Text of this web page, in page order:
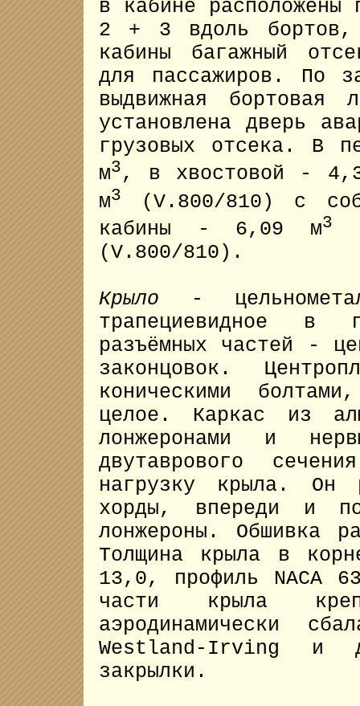
в кабине
2 + 3 вдоль бортов,
кабины багажный
для пассажиров. По
выдвижная бортовая
установлена дверь
грузовых отсека. В
м3, в хвостовой -
м3
(V.800/810) с
кабины - 6,09 м3
(V.800/810).
Крыло -
трапециевидное
разъёмных частей -
законцовок.
коническими
целое. Каркас из
лонжеронами и
двутаврового
нагрузку крыла. Он
хорды, впереди и
лонжероны. Обшивка
Толщина крыла в
13,0, профиль NACA
части крыла
аэродинамически
Westland-Irving и
закрылки.